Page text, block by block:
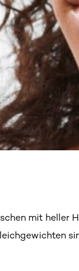
mit heller